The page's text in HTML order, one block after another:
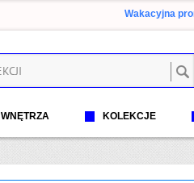
Wakacyjna
WNĘTRZA KOLEKCJE